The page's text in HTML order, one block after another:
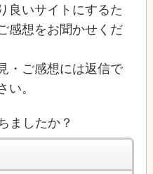
良いサイトにするた
感想をお聞かせくだ
・ご感想には返信で
い。
ましたか？